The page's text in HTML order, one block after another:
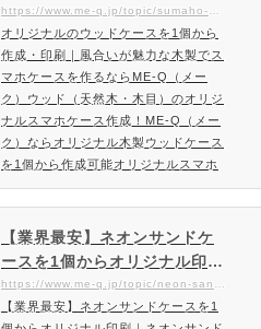
ちやすさが人気のiPhoneケース・カ
バーのオリジナル製作・プリントで…
魅力な木製でスマホケースを
作るならME-Q（メーク）
オリジナルのウッドケースを1個から
作成・印刷｜風合いが魅力な木製でス
マホケースを作るならME-Q（メー
ク）ウッド（天然木・木目）のオリジ
ナルスマホケース作成！ME-Q（メー
ク）ならオリジナル木製ウッドケース
を1個から作成可能オリジナルスマホ
ウッドケースの木目は2種類ご用意！
スタンダードな木目が人気の桜（チェ
リーウッド）と涼しげな印象な竹（バ
ンブー）をご用意。ナチュラルなオシ
ャレ感があるオリジナルスマホウッド
スは天然木を使用している為、一点一
【業界最安】ネオンサンドケ
ースを1個からオリジナル印刷
｜ネオンサンドのオリジナル
スマホケース印刷・プリント
【業界最安】ネオンサンドケースを1